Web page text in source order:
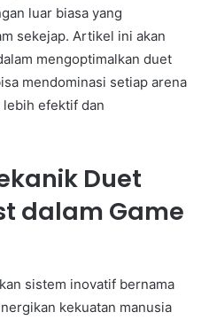
luar biasa yang
sekejap. Artikel ini akan
mengoptimalkan duet
mendominasi setiap arena
lebih efektif dan
Duet
dalam Game
sistem inovatif bernama
kekuatan manusia